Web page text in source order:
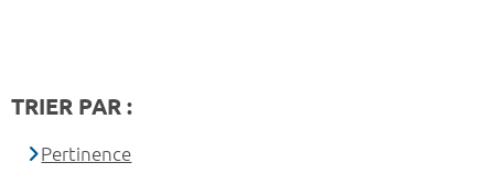
TRIER PAR :
Pertinence